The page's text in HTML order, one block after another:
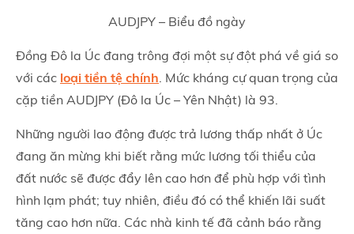
AUDJPY – Biểu đồ ngày
Đồng Đô la Úc đang trông đợi một sự đột phá về giá so
với các loại tiền tệ chính. Mức kháng cự quan trọng của
cặp tiền AUDJPY (Đô la Úc – Yên Nhật) là 93.
Những người lao động được trả lương thấp nhất ở Úc
đang ăn mừng khi biết rằng mức lương tối thiểu của
đất nước sẽ được đẩy lên cao hơn để phù hợp với tình
hình lạm phát; tuy nhiên, điều đó có thể khiến lãi suất
tăng cao hơn nữa. Các nhà kinh tế đã cảnh báo rằng